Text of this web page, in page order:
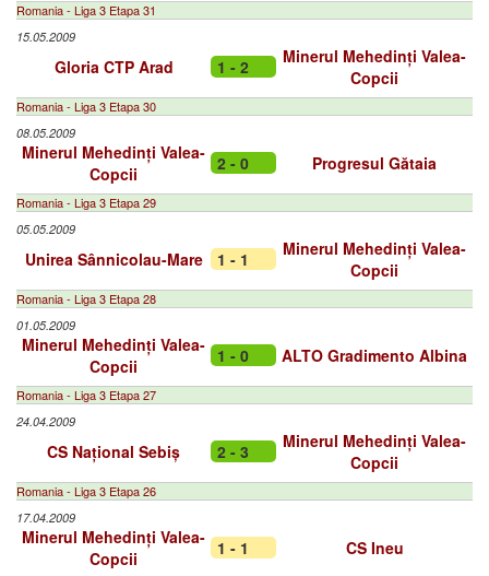
Romania - Liga 3 Etapa 31
15.05.2009
Gloria CTP Arad 1 - 2
Minerul Mehedinți Valea-
Copcii
Romania - Liga 3 Etapa 30
08.05.2009
Minerul Mehedinți Valea-
Copcii
2 - 0 Progresul Gătaia
Romania - Liga 3 Etapa 29
05.05.2009
Unirea Sânnicolau-Mare 1 - 1
Minerul Mehedinți Valea-
Copcii
Romania - Liga 3 Etapa 28
01.05.2009
Minerul Mehedinți Valea-
Copcii
1 - 0 ALTO Gradimento Albina
Romania - Liga 3 Etapa 27
24.04.2009
CS Național Sebiș 2 - 3
Minerul Mehedinți Valea-
Copcii
Romania - Liga 3 Etapa 26
17.04.2009
Minerul Mehedinți Valea-
Copcii
1 - 1 CS Ineu